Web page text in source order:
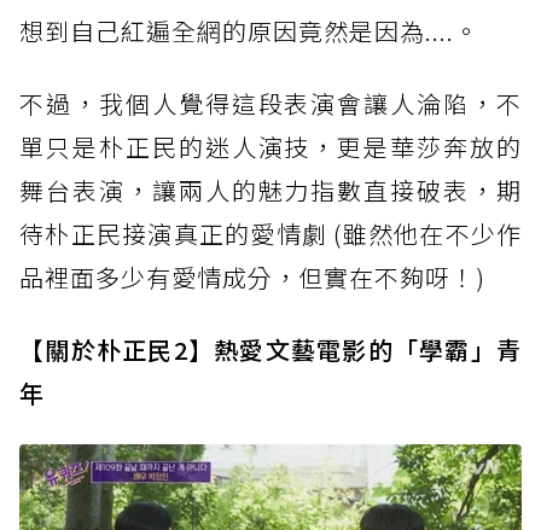
想到自己紅遍全網的原因竟然是因為....。
不過，我個人覺得這段表演會讓人淪陷，不
單只是朴正民的迷人演技，更是華莎奔放的
舞台表演，讓兩人的魅力指數直接破表，期
待朴正民接演真正的愛情劇 (雖然他在不少作
品裡面多少有愛情成分，但實在不夠呀！)
【關於朴正民2】熱愛文藝電影的「學霸」青
年